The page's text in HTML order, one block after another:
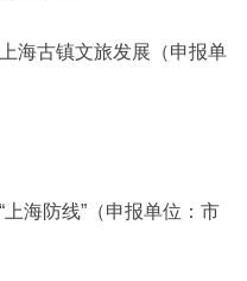
古镇文旅发展（申报单
海防线”（申报单位：市